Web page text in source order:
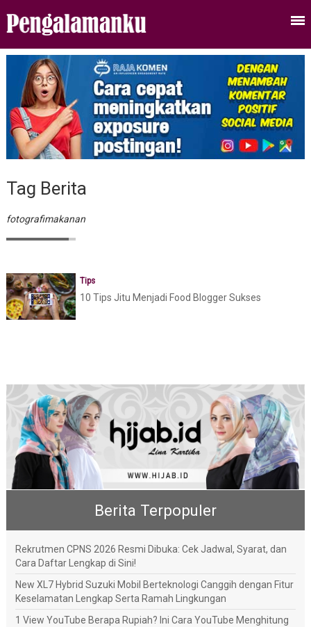
Tag Berita
fotografimakanan
Tips
10 Tips Jitu Menjadi Food Blogger Sukses
Berita Terpopuler
Rekrutmen CPNS 2026 Resmi Dibuka: Cek Jadwal, Syarat, dan
Cara Daftar Lengkap di Sini!
New XL7 Hybrid Suzuki Mobil Berteknologi Canggih dengan Fitur
Keselamatan Lengkap Serta Ramah Lingkungan
1 View YouTube Berapa Rupiah? Ini Cara YouTube Menghitung